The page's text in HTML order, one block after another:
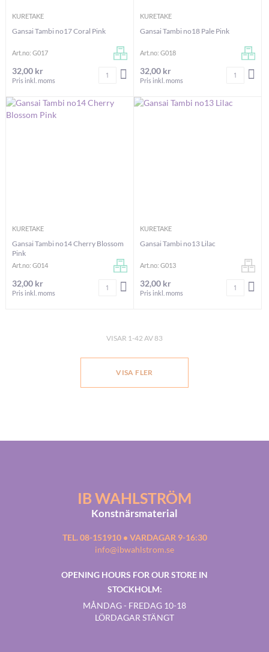
KURETAKE
Gansai Tambi no17 Coral Pink
Art.no: G017
32,00 kr
Pris inkl. moms
Antal LÄGG I VARUKORGEN
KURETAKE
Gansai Tambi no18 Pale Pink
Art.no: G018
32,00 kr
Pris inkl. moms
Antal
KURETAKE
Gansai Tambi no14 Cherry Blossom
Pink
Art.no: G014
32,00 kr
Pris inkl. moms
Antal LÄGG I VARUKORGEN
KURETAKE
Gansai Tambi no13 Lilac
Art.no: G013
32,00 kr
Pris inkl. moms
Antal
VISAR 1-42 AV83
VISA FLER
IB WAHLSTRÖM
Konstnärsmaterial
TEL. 08-151910 • VARDAGAR 9-16:30
info@ibwahlstrom.se
OPENING HOURS FOR OUR STORE IN
STOCKHOLM:
MÅNDAG - FREDAG 10-18
LÖRDAGAR STÄNGT